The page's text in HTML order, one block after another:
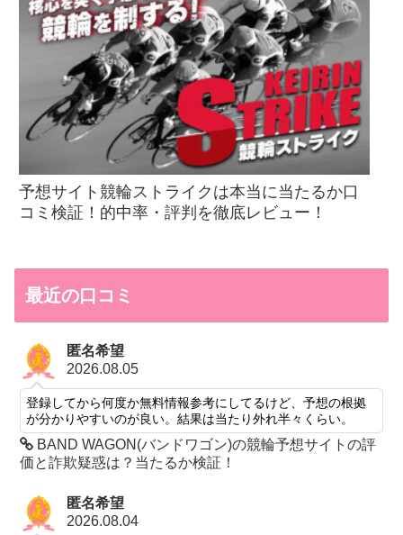
予想サイト競輪ストライクは本当に当たるか口
コミ検証！的中率・評判を徹底レビュー！
最近の口コミ
匿名希望
2026.08.05
登録してから何度か無料情報参考にしてるけど、予想の根拠
が分かりやすいのが良い。結果は当たり外れ半々くらい。
BAND WAGON(バンドワゴン)の競輪予想サイトの評
価と詐欺疑惑は？当たるか検証！
匿名希望
2026.08.04